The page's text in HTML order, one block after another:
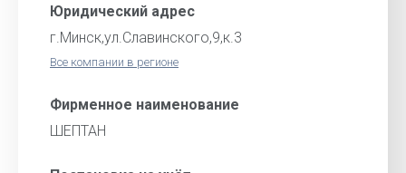
Юридический адрес
г.Минск,ул.Славинского,9,к.3
Все компании в регионе
Фирменное наименование
ШЕПТАН